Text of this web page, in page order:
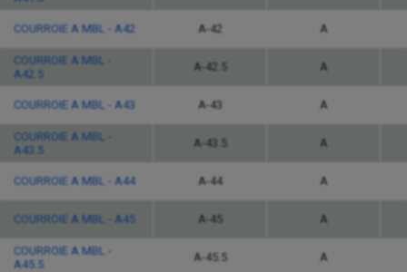
COURROIE A MBL - A42 A-42 A
COURROIE A MBL -
A42.5
A-42.5 A
COURROIE A MBL - A43 A-43 A
COURROIE A MBL -
A43.5
A-43.5 A
COURROIE A MBL - A44 A-44 A
COURROIE A MBL - A45 A-45 A
COURROIE A MBL -
A45.5
A-45.5 A